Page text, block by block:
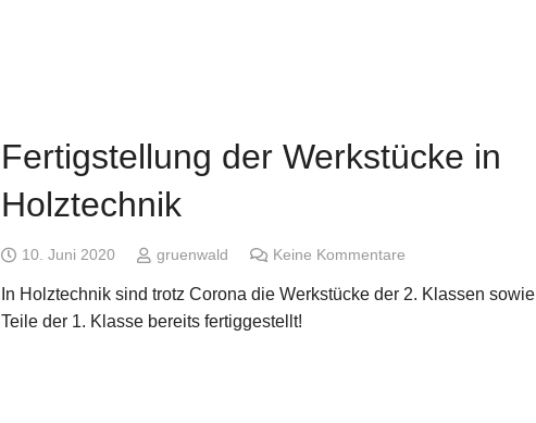
Fertigstellung der Werkstücke in
Holztechnik
10. Juni 2020 gruenwald Keine Kommentare
In Holztechnik sind trotz Corona die Werkstücke der 2. Klassen sowie
Teile der 1. Klasse bereits fertiggestellt!